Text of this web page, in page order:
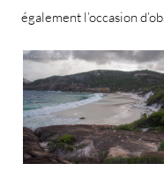
également l’occasion